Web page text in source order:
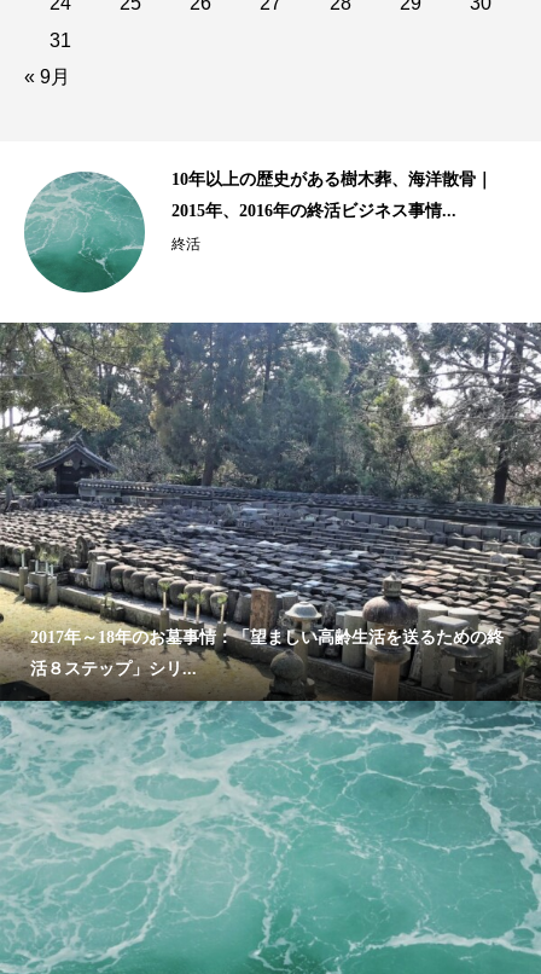
31
« 9月
10年以上の歴史がある樹木葬、海洋散骨｜
2015年、2016年の終活ビジネス事情...
終活
2017年～18年のお墓事情：「望ましい高齢生活を送るための終
活８ステップ」シリ...